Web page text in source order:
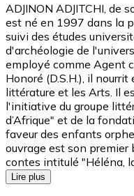
ADJINON ADJITCHI, de
est né en 1997 dans la
suivi des études
d'archéologie de
employé comme Agent
Honoré (D.S.H.), il
littérature et les Arts. Il
l'initiative du groupe
d’Afrique" et de la
faveur des enfants
ouvrage est son premier
contes intitulé "Héléna,
Lire plus